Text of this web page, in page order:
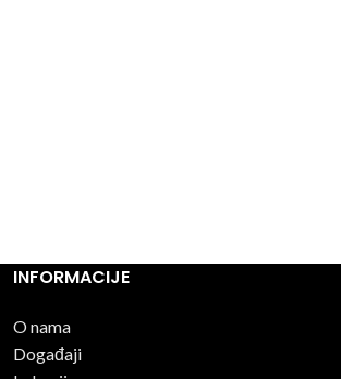
INFORMACIJE
O nama
Događaji